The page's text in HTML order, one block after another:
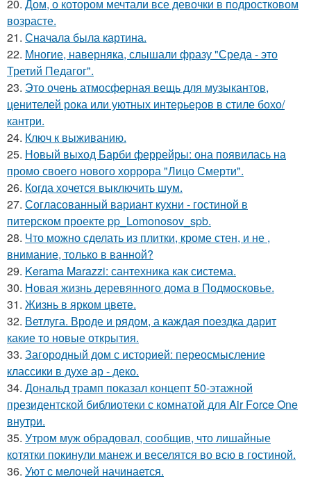
20. Дом, о котором мечтали все девочки в подростковом
возрасте.
21. Сначала была картина.
22. Многие, наверняка, слышали фразу "Среда - это
Третий Педагог".
23. Это очень атмосферная вещь для музыкантов,
ценителей рока или уютных интерьеров в стиле бохо/
кантри.
24. Ключ к выживанию.
25. Новый выход Барби феррейры: она появилась на
промо своего нового хоррора "Лицо Смерти".
26. Когда хочется выключить шум.
27. Согласованный вариант кухни - гостиной в
питерском проекте pp_Lomonosov_spb.
28. Что можно сделать из плитки, кроме стен, и не ,
внимание, только в ванной?
29. Kerama Marazzi: сантехника как система.
30. Новая жизнь деревянного дома в Подмосковье.
31. Жизнь в ярком цвете.
32. Ветлуга. Вроде и рядом, а каждая поездка дарит
какие то новые открытия.
33. Загородный дом с историей: переосмысление
классики в духе ар - деко.
34. Дональд трамп показал концепт 50-этажной
президентской библиотеки с комнатой для Air Force One
внутри.
35. Утром муж обрадовал, сообщив, что лишайные
котятки покинули манеж и веселятся во всю в гостиной.
36. Уют с мелочей начинается.